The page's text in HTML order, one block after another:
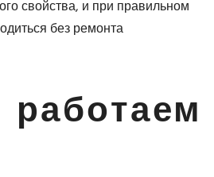
свойства, и при правильном
без ремонта